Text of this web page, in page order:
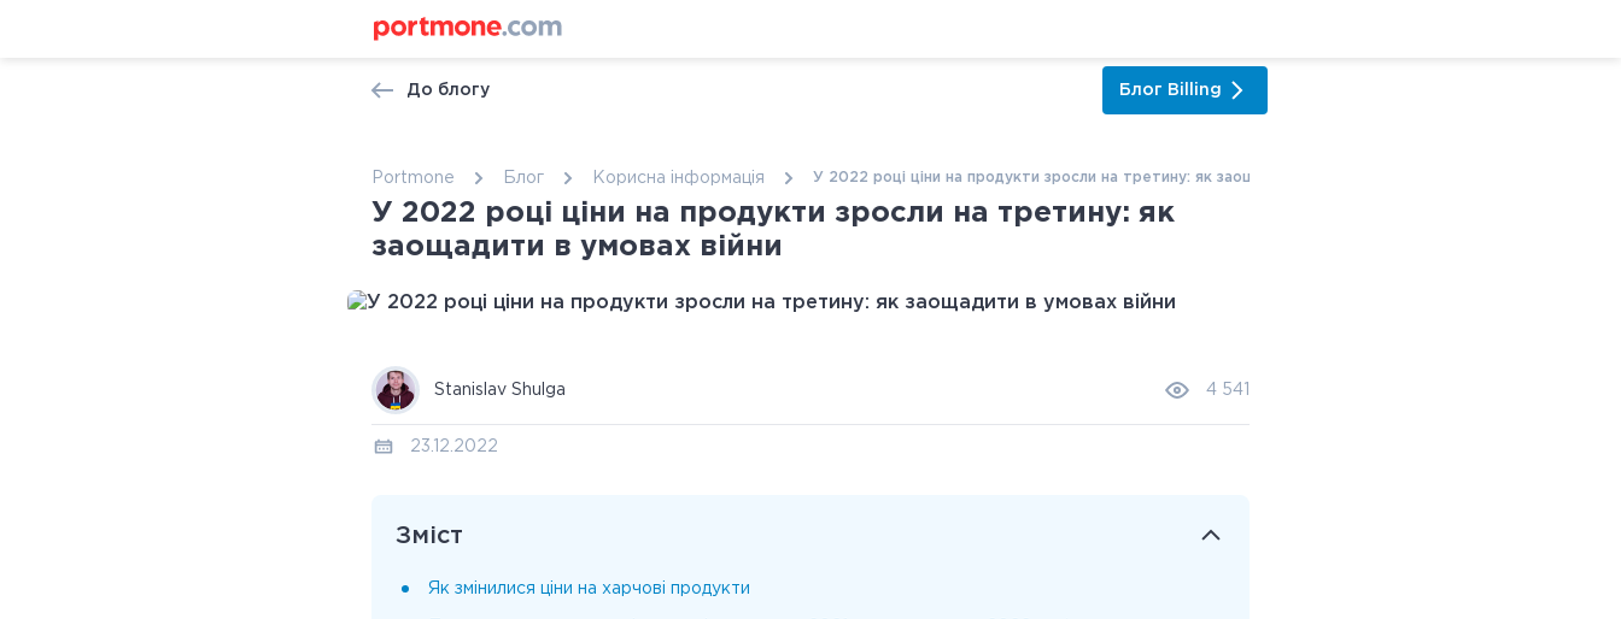
До блогу Блог Billing
Portmone Блог Корисна інформація У 2022 році ціни на продукти зросли на третину: як заощадити в умовах війни
У 2022 році ціни на продукти зросли на третину: як
заощадити в умовах війни
Stanislav Shulga 4 541
23.12.2022
Зміст
Як змінилися ціни на харчові продукти